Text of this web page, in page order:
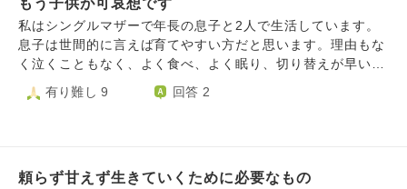
もう子供が可哀想です
私はシングルマザーで年長の息子と2人で生活しています。
息子は世間的に言えば育てやすい方だと思います。理由もな
く泣くこともなく、よく食べ、よく眠り、切り替えが早いの
か何かあっても数秒後にはケロッとしてる事が多いです。赤
ちゃんの頃からそうでした。 私の両親は遠方に暮らしてお
母はわがままでヒステリック、父とケンカしては家を飛び出
有り難し 9 回答 2
頼らず甘えず生きていくために必要なもの